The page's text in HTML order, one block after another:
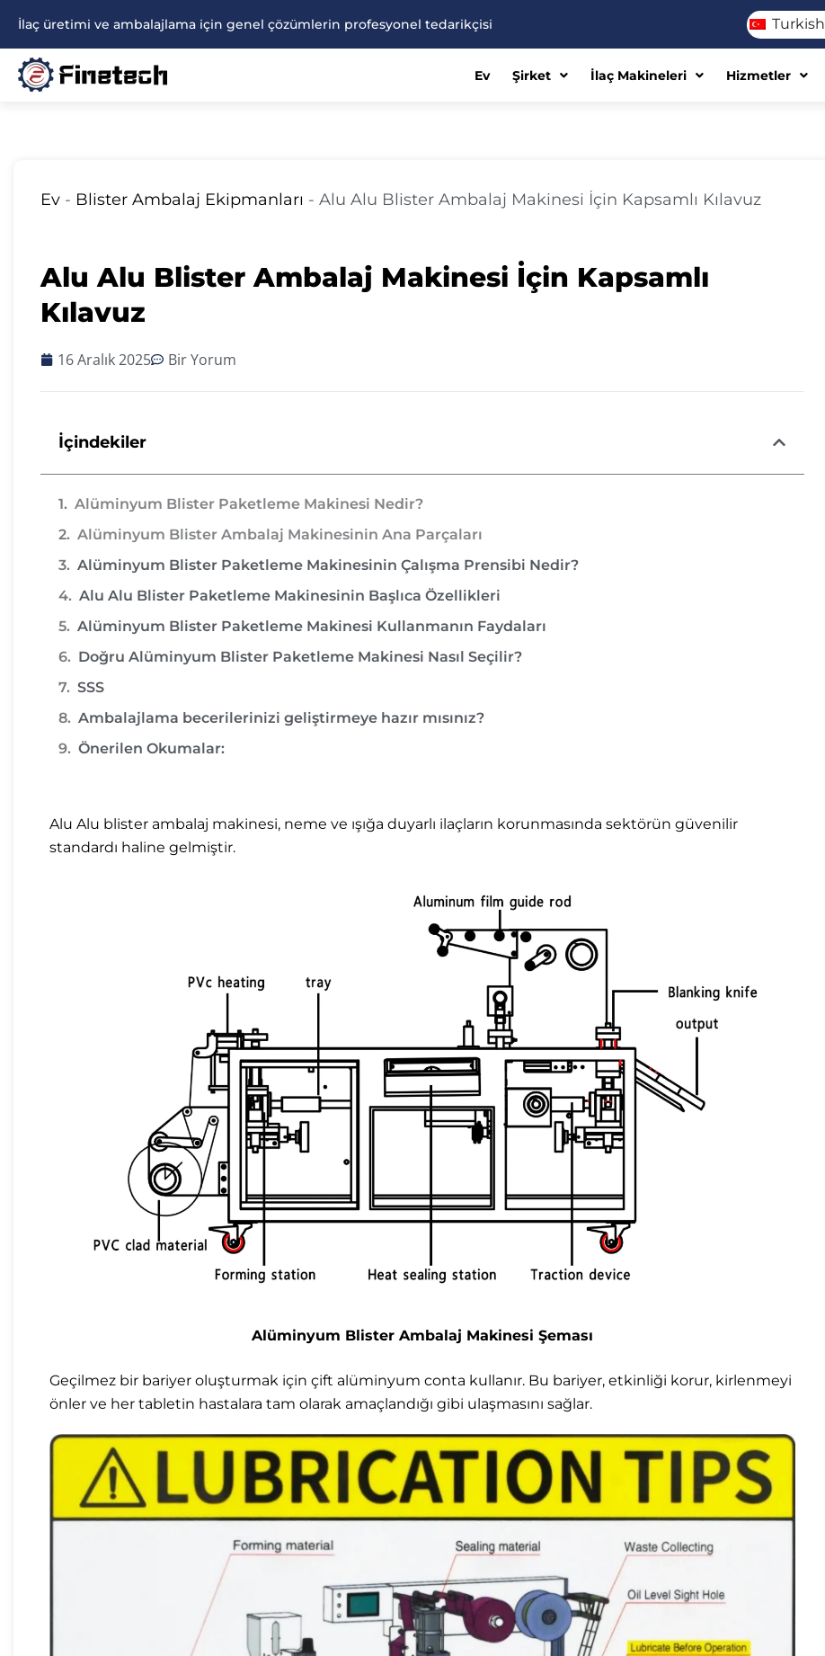
atla
İlaç üretimi ve ambalajlama için genel çözümlerin profesyonel tedarikçisi Turkish
Ev Şirket İlaç Makineleri Hizmetler
Ev - Blister Ambalaj Ekipmanları - Alu Alu Blister Ambalaj Makinesi İçin Kapsamlı Kılavuz
Alu Alu Blister Ambalaj Makinesi İçin Kapsamlı
Kılavuz
16 Aralık 2025 Bir Yorum
İçindekiler
Alüminyum Blister Paketleme Makinesi Nedir?
Alüminyum Blister Ambalaj Makinesinin Ana Parçaları
Alüminyum Blister Paketleme Makinesinin Çalışma Prensibi Nedir?
Alu Alu Blister Paketleme Makinesinin Başlıca Özellikleri
Alüminyum Blister Paketleme Makinesi Kullanmanın Faydaları
Doğru Alüminyum Blister Paketleme Makinesi Nasıl Seçilir?
SSS
Ambalajlama becerilerinizi geliştirmeye hazır mısınız?
Önerilen Okumalar:
Alu Alu blister ambalaj makinesi, neme ve ışığa duyarlı ilaçların korunmasında sektörün güvenilir
standardı haline gelmiştir.
Alüminyum Blister Ambalaj Makinesi Şeması
Geçilmez bir bariyer oluşturmak için çift alüminyum conta kullanır. Bu bariyer, etkinliği korur, kirlenmeyi
önler ve her tabletin hastalara tam olarak amaçlandığı gibi ulaşmasını sağlar.